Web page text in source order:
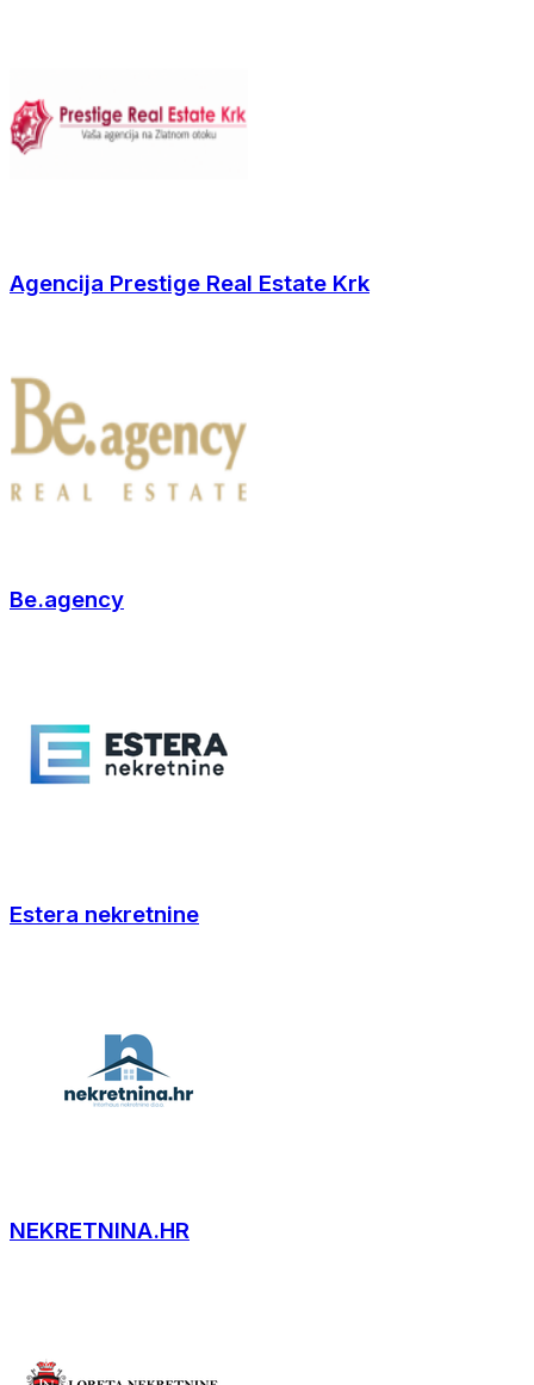
Agencija Prestige Real Estate Krk
Be.agency
Estera nekretnine
NEKRETNINA.HR